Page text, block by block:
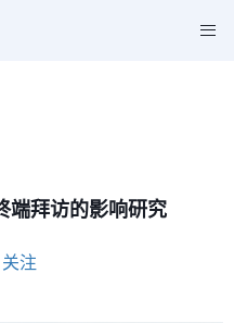
端拜访的影响研究
关注